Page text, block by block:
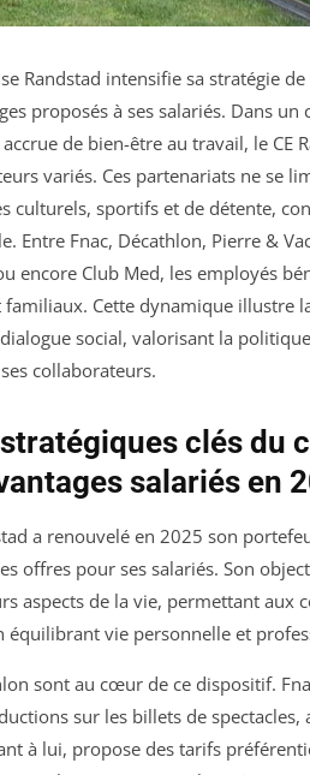
Randstad intensifie sa stratégie
proposés à ses salariés. Dans
de bien-être au travail, le CE
variés. Ces partenariats ne se
culturels, sportifs et de détente,
Entre Fnac, Décathlon, Pierre &
encore Club Med, les employés
Cette dynamique illustre
social, valorisant la
collaborateurs.
clés du
salariés en
a renouvelé en 2025 son
offres pour ses salariés. Son
aspects de la vie, permettant
équilibrant vie personnelle et
sont au cœur de ce dispositif.
sur les billets de
à lui, propose des tarifs